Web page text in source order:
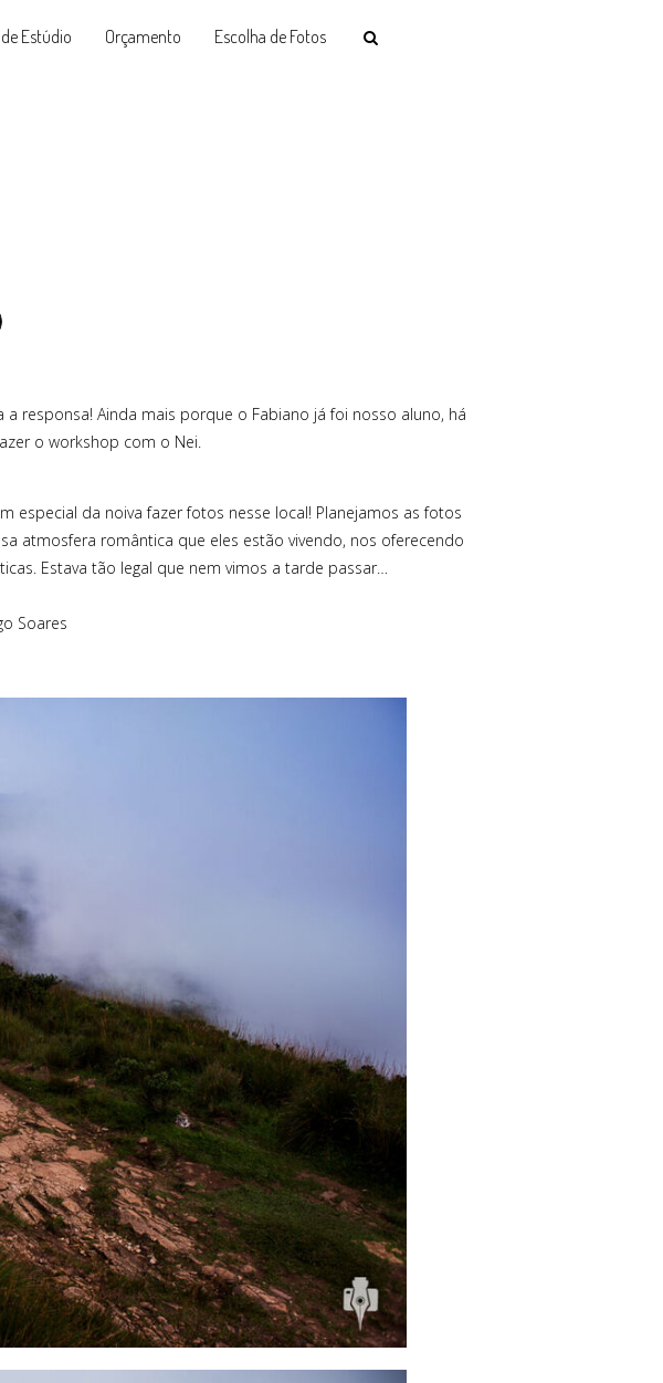
Estúdio Orçamento Escolha de Fotos
responsa! Ainda mais porque o Fabiano já foi nosso aluno, há
o workshop com o Nei.
especial da noiva fazer fotos nesse local! Planejamos as fotos
atmosfera romântica que eles estão vivendo, nos oferecendo
Estava tão legal que nem vimos a tarde passar…
Soares